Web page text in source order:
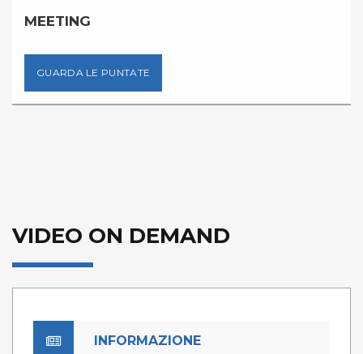
MEETING
GUARDA LE PUNTATE
VIDEO ON DEMAND
INFORMAZIONE